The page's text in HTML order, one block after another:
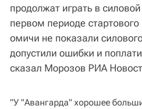
продолжат играть в
первом периоде
омичи не показали
допустили ошибки и
сказал Морозов РИА
"У "Авангарда" хорошее